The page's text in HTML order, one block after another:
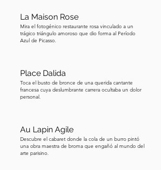
La Maison Rose
Mira el fotogénico restaurante rosa vinculado a un
trágico triángulo amoroso que dio forma al Período
Azul de Picasso.
Place Dalida
Toca el busto de bronce de una querida cantante
francesa cuya deslumbrante carrera ocultaba un dolor
personal.
Au Lapin Agile
Descubre el cabaret donde la cola de un burro pintó
una obra maestra de broma que engañó al mundo del
arte parisino.